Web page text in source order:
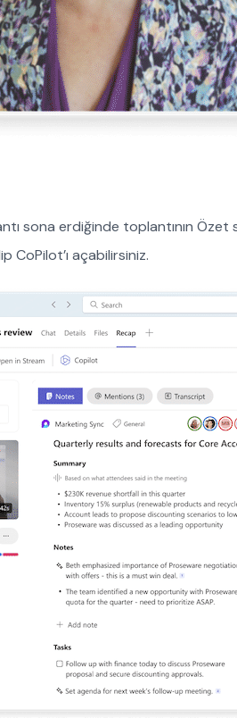
sona erdiğinde toplantının Özet
CoPilot’ı açabilirsiniz.